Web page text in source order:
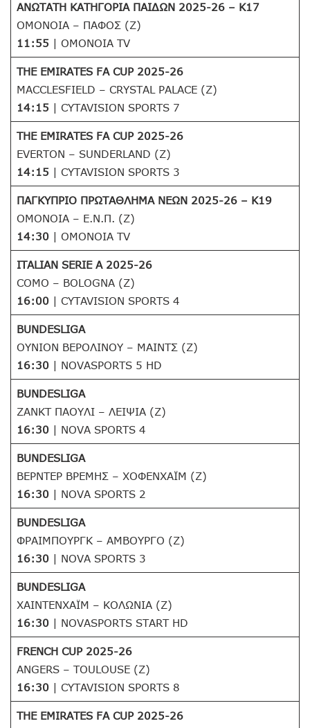
ΑΝΩΤΑΤΗ ΚΑΤΗΓΟΡΙΑ ΠΑΙΔΩΝ 2025-26 – Κ17
ΟΜΟΝΟΙΑ – ΠΑΦΟΣ (Z)
11:55 | OMONOIA TV
THE EMIRATES FA CUP 2025-26
MACCLESFIELD – CRYSTAL PALACE (Z)
14:15 | CYTAVISION SPORTS 7
THE EMIRATES FA CUP 2025-26
EVERTON – SUNDERLAND (Z)
14:15 | CYTAVISION SPORTS 3
ΠΑΓΚΥΠΡΙΟ ΠΡΩΤΑΘΛΗΜΑ ΝΕΩΝ 2025-26 – Κ19
ΟΜΟΝΟΙΑ – E.N.Π. (Z)
14:30 | OMONOIA TV
ITALIAN SERIE A 2025-26
COMO – BOLOGNA (Z)
16:00| CYTAVISION SPORTS 4
BUNDESLIGA
ΟΥΝΙΟΝ ΒΕΡΟΛΙΝΟΥ – ΜΑΙΝΤΣ (Ζ)
16:30| NOVASPORTS 5 HD
BUNDESLIGA
ΖΑΝΚΤ ΠΑΟΥΛΙ – ΛΕΙΨΙΑ (Ζ)
16:30| NOVA SPORTS 4
BUNDESLIGA
ΒΕΡΝΤΕΡ ΒΡΕΜΗΣ – ΧΟΦΕΝΧΑΪΜ (Ζ)
16:30| NOVA SPORTS 2
BUNDESLIGA
ΦΡΑΙΜΠΟΥΡΓΚ – ΑΜΒΟΥΡΓΟ (Ζ)
16:30| NOVA SPORTS 3
BUNDESLIGA
ΧΑΙΝΤΕΝΧΑΪΜ – ΚΟΛΩΝΙΑ (Ζ)
16:30| NOVASPORTS START HD
FRENCH CUP 2025-26
ANGERS – TOULOUSE (Z)
16:30| CYTAVISION SPORTS 8
THE EMIRATES FA CUP 2025-26